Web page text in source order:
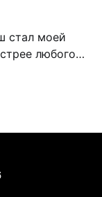
стал моей
любого
стоит ли вам